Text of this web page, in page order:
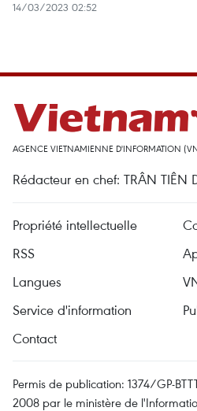
14/03/2023 02:52
AGENCE VIETNAMIENNE D'INFORMATION
Rédacteur en chef: TRÂN TIÊN
Propriété intellectuelle
RSS
Langues
Service d'information
Contact
Permis de publication: 1374/GP-
2008 par le ministère de